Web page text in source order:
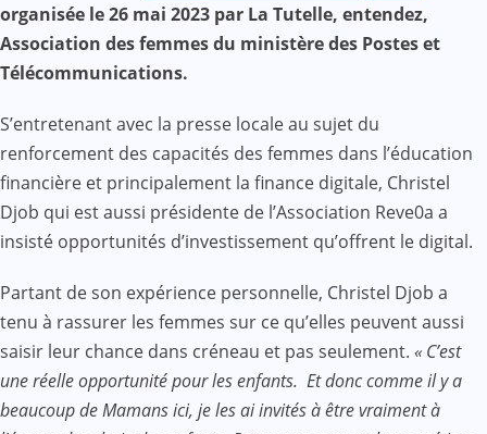
organisée le 26 mai 2023 par La Tutelle, entendez,
Association des femmes du ministère des Postes et
Télécommunications.
S’entretenant avec la presse locale au sujet du
renforcement des capacités des femmes dans l’éducation
financière et principalement la finance digitale, Christel
Djob qui est aussi présidente de l’Association Reve0a a
insisté opportunités d’investissement qu’offrent le digital.
Partant de son expérience personnelle, Christel Djob a
tenu à rassurer les femmes sur ce qu’elles peuvent aussi
saisir leur chance dans créneau et pas seulement. « C’est
une réelle opportunité pour les enfants. Et donc comme il y a
beaucoup de Mamans ici, je les ai invités à être vraiment à